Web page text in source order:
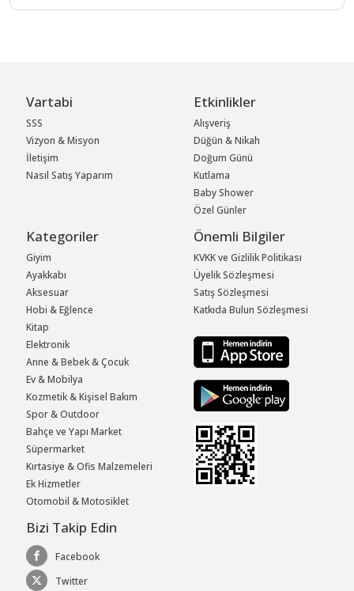
Vartabi
SSS
Vizyon & Misyon
İletişim
Nasıl Satış Yaparım
Etkinlikler
Alışveriş
Düğün & Nikah
Doğum Günü
Kutlama
Baby Shower
Özel Günler
Kategoriler
Giyim
Ayakkabı
Aksesuar
Hobi & Eğlence
Kitap
Elektronik
Anne & Bebek & Çocuk
Ev & Mobilya
Kozmetik & Kişisel Bakım
Spor & Outdoor
Bahçe ve Yapı Market
Süpermarket
Kırtasiye & Ofis Malzemeleri
Ek Hizmetler
Otomobil & Motosiklet
Önemli Bilgiler
KVKK ve Gizlilik Politikası
Üyelik Sözleşmesi
Satış Sözleşmesi
Katkıda Bulun Sözleşmesi
Bizi Takip Edin
Facebook
Twitter